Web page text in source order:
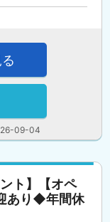
09-04
ト】【オペ
あり◆年間休